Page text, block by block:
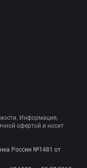
Информация,
офертой и носит
России №1481 от